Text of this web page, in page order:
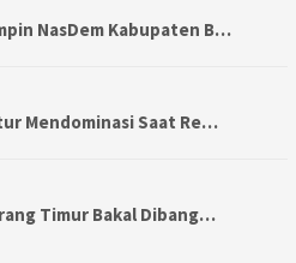
NasDem Kabupaten B…
Mendominasi Saat Re…
Timur Bakal Dibang…